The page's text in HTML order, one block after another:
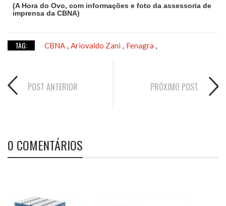
(A Hora do Ovo, com informações e foto da assessoria de
imprensa da CBNA)
TAG: CBNA , Ariovaldo Zani , Fenagra ,
POST ANTERIOR PRÓXIMO POST
0 COMENTÁRIOS